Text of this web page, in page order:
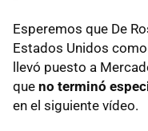
Esperemos que De
Estados Unidos
llevó puesto a
que no terminó
en el siguiente vídeo.